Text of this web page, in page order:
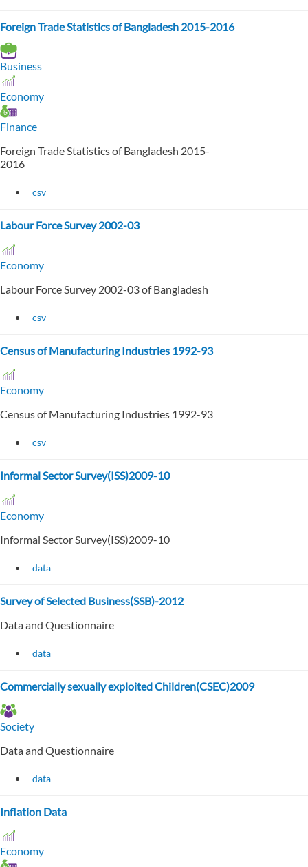
Foreign Trade Statistics of Bangladesh 2015-2016
Business
Economy
Finance
Foreign Trade Statistics of Bangladesh 2015-
2016
csv
Labour Force Survey 2002-03
Economy
Labour Force Survey 2002-03 of Bangladesh
csv
Census of Manufacturing Industries 1992-93
Economy
Census of Manufacturing Industries 1992-93
csv
Informal Sector Survey(ISS)2009-10
Economy
Informal Sector Survey(ISS)2009-10
data
Survey of Selected Business(SSB)-2012
Data and Questionnaire
data
Commercially sexually exploited Children(CSEC)2009
Society
Data and Questionnaire
data
Inflation Data
Economy